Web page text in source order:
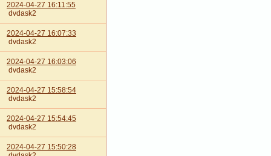
2024-04-27 16:11:55
dvdask2
2024-04-27 16:07:33
dvdask2
2024-04-27 16:03:06
dvdask2
2024-04-27 15:58:54
dvdask2
2024-04-27 15:54:45
dvdask2
2024-04-27 15:50:28